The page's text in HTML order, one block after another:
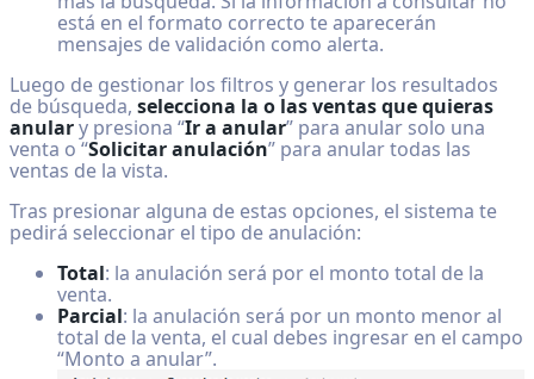
está en el formato correcto te aparecerán
mensajes de validación como alerta.
Luego de gestionar los filtros y generar los resultados
de búsqueda, selecciona la o las ventas que quieras
anulary presiona “Ir a anular” para anular solo una
venta o “Solicitar anulación” para anular todas las
ventas de la vista.
Tras presionar alguna de estas opciones, el sistema te
pedirá seleccionar el tipo de anulación:
Total: la anulación será por el monto total de la
venta.
Parcial: la anulación será por un monto menor al
total de la venta, el cual debes ingresar en el campo
“Monto a anular”.